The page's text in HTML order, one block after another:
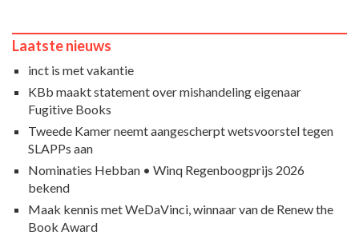
Laatste nieuws
inct is met vakantie
KBb maakt statement over mishandeling eigenaar
Fugitive Books
Tweede Kamer neemt aangescherpt wetsvoorstel tegen
SLAPPs aan
Nominaties Hebban • Winq Regenboogprijs 2026
bekend
Maak kennis met WeDaVinci, winnaar van de Renew the
Book Award